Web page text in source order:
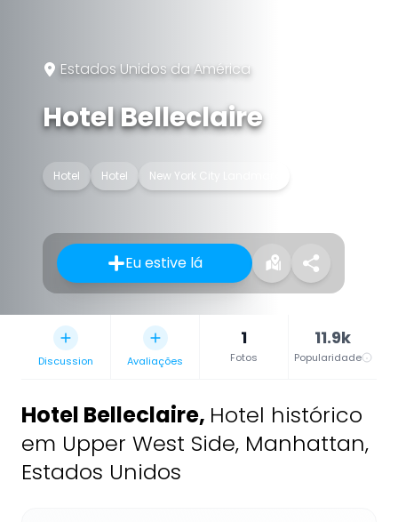
Estados Unidos da América
Hotel Belleclaire
Hotel Hotel New York City Landmark
Eu estive lá
Discussion Avaliações
1
Fotos
11.9k
Popularidade
Hotel Belleclaire, Hotel histórico
em Upper West Side, Manhattan,
Estados Unidos